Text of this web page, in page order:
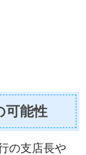
可能性
の支店長や